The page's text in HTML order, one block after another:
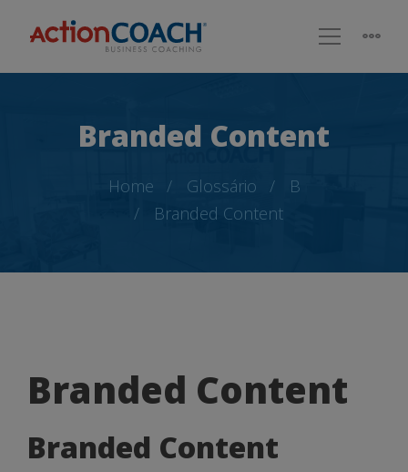
Branded Content
Home Glossário
B
Branded Content
Branded
Content
Branded Content
Branded Content